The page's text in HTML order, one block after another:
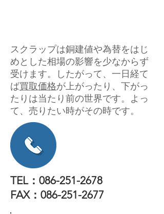
スクラップは銅建値や為替をはじ
めとした相場の影響を少なからず
受けます。したがって、一日経て
ば買取価格が上がったり、下がっ
たりは当たり前の世界です。よっ
て、売りたい時がその時です。
TEL：086-251-2678
FAX：086-251-2677